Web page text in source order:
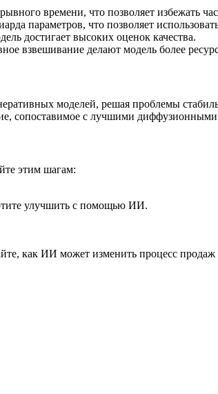
времени, что позволяет избежать
параметров, что позволяет
достигает высоких оценок качества.
взвешивание делают модель более
моделей, решая проблемы
сопоставимое с лучшими
этим шагам:
улучшить с помощью ИИ.
как ИИ может изменить процесс продаж